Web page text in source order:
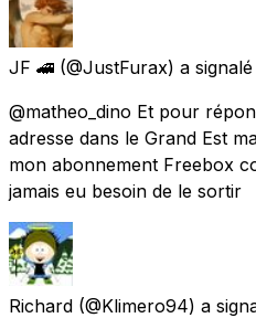
JF 🚄 (@JustFurax) a signalé
@matheo_dino Et pour
adresse dans le Grand Est
mon abonnement Freebox
jamais eu besoin de le sortir
Richard (@Klimero94) a